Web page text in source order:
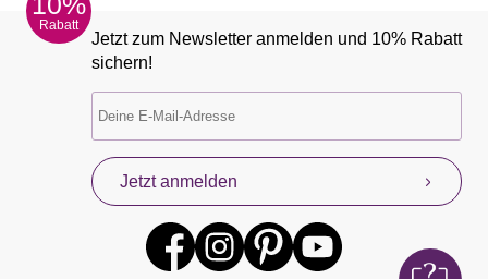
Rabatt
Jetzt zum Newsletter anmelden und 10% Rabatt
sichern!
Jetzt anmelden